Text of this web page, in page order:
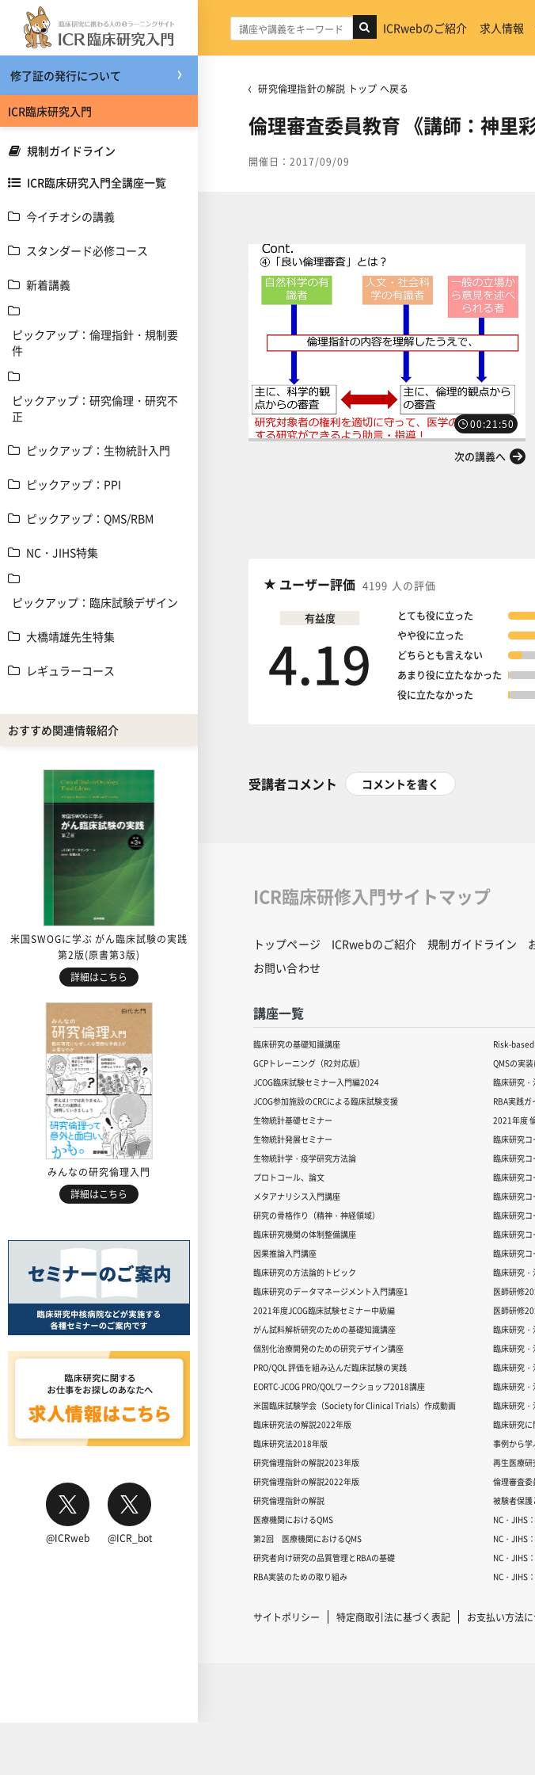
メインコンテンツへスキップする
修了証の発行について
ICR臨床研究入門
規制ガイドライン
ICR臨床研究入門全講座一覧
今イチオシの講義
スタンダード必修コース
新着講義
ピックアップ：倫理指針・規制要
件
ピックアップ：研究倫理・研究不
正
ピックアップ：生物統計入門
ピックアップ：PPI
ピックアップ：QMS/RBM
NC・JIHS特集
ピックアップ：臨床試験デザイン
大橋靖雄先生特集
レギュラーコース
おすすめ関連情報紹介
米国SWOGに学ぶ がん臨床試験の実践
第2版(原書第3版)
詳細はこちら
みんなの研究倫理入門
詳細はこちら
@ICRweb @ICR_bot
ICRwebのご紹介 求人情報
研究倫理指針の解説 トップ へ戻る
倫理審査委員教育 《講師：神里彩
開催日：2017/09/09
00:21:50
次の講義へ
ユーザー評価 4199 人の評価
有益度
4.19
とても役に立った
やや役に立った
どちらとも言えない
あまり役に立たなかった
役に立たなかった
受講者コメント コメントを書く
ICR臨床研修入門サイトマップ
トップページ ICRwebのご紹介 規制ガイドライン
お問い合わせ
講座一覧
臨床研究の基礎知識講座
GCPトレーニング（R2対応版）
JCOG臨床試験セミナー入門編2024
JCOG参加施設のCRCによる臨床試験支援
生物統計基礎セミナー
生物統計発展セミナー
生物統計学・疫学研究方法論
プロトコール、論文
メタアナリシス入門講座
研究の骨格作り（精神・神経領域）
臨床研究機関の体制整備講座
因果推論入門講座
臨床研究の方法論的トピック
臨床研究のデータマネージメント入門講座1
2021年度JCOG臨床試験セミナー中級編
がん試料解析研究のための基礎知識講座
個別化治療開発のための研究デザイン講座
PRO/QOL 評価を組み込んだ臨床試験の実践
EORTC-JCOG PRO/QOLワークショップ2018講座
米国臨床試験学会（Society for Clinical Trials）作成動画
臨床研究法の解説2022年版
臨床研究法2018年版
研究倫理指針の解説2023年版
研究倫理指針の解説2022年版
研究倫理指針の解説
医療機関におけるQMS
第2回 医療機関におけるQMS
研究者向け研究の品質管理とRBAの基礎
RBA実装のための取り組み
Risk-
QMSの実
臨床研究・
RBA実践
2021年度
臨床研究コ
臨床研究
臨床研究
臨床研究
臨床研究
臨床研究
臨床研究
臨床研究・
医師研修
医師研修
臨床研究・
臨床研究・
臨床研究・
臨床研究・
臨床研究・
臨床研究
事例から学
再生医療研
倫理審査委
被験者保
NC・JIHS
NC・JIHS
NC・JIHS
NC・JIHS
サイトポリシー 特定商取引法に基づく表記 お支払い方法